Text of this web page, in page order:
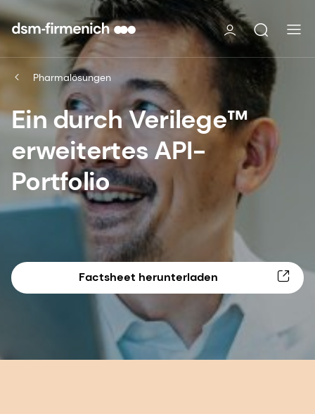
Pharmalösungen
Ein durch Verilege™
erweitertes API-
Portfolio
Factsheet herunterladen